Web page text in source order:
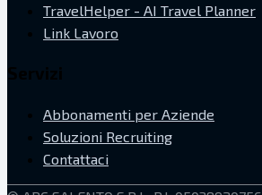
TravelHelper - AI Travel Planner
Link Lavoro
Abbonamenti per Aziende
Soluzioni Recruiting
Contattaci